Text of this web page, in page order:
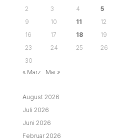
August 2025
Juni 2025
Mai 2025
April 2025
Februar 2025
Januar 2025
Oktober 2024
September 2024
Juni 2024
März 2024